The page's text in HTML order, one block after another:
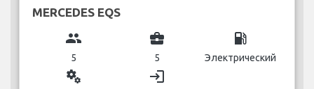
MERCEDES EQS
group
5
business_center
5
local_gas_station
Электрический
miscellaneous_services login